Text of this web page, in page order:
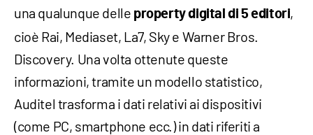
una qualunque delle property digital di 5 editori,
cioè Rai, Mediaset, La7, Sky e Warner Bros.
Discovery. Una volta ottenute queste
informazioni, tramite un modello statistico,
Auditel trasforma i dati relativi ai dispositivi
(come PC, smartphone ecc.) in dati riferiti a